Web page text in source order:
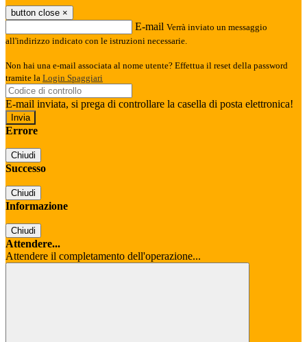
button close ×
E-mail Verrà inviato un messaggio
all'indirizzo indicato con le istruzioni necessarie.
Non hai una e-mail associata al nome utente? Effettua il reset della password
tramite la Login Spaggiari
E-mail inviata, si prega di controllare la casella di posta elettronica!
Errore
Chiudi
Successo
Chiudi
Informazione
Chiudi
Attendere...
Attendere il completamento dell'operazione...